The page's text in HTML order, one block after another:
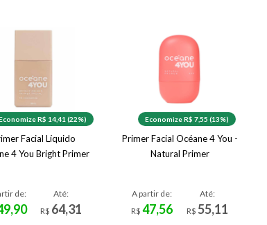
R$ 14,41 (22%)
Facial Líquido
4 You Bright Primer
de:
Até:
R$ 64,31
Economize R$ 7,55 (13%)
Primer Facial Océane 4 You -
Natural Primer
A partir de:
R$47,56
Até:
R$ 55,11